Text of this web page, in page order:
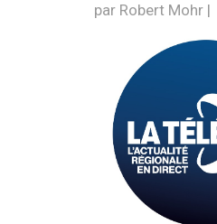
par Robert Mohr|